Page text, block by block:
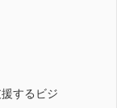
するビジ